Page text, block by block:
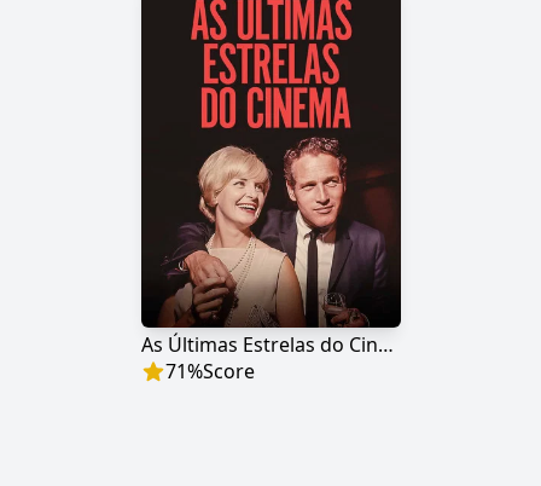
As Últimas Estrelas do Cinema
71%Score